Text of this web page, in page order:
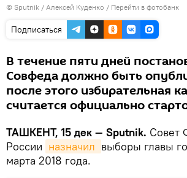
© Sputnik / Алексей Куденко / Перейти в фотобанк
Подписаться
В течение пяти дней
Совфеда должно быть
после этого избирательная
считается официально
ТАШКЕНТ, 15 дек — Sputnik. Совет
России назначил выборы главы
марта 2018 года.